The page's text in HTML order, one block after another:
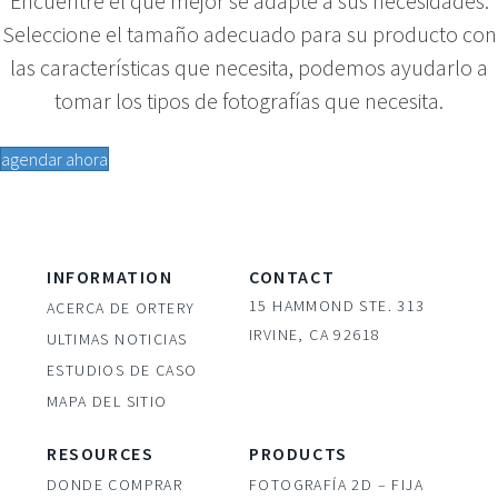
Seleccione el tamaño adecuado para su producto con
las características que necesita, podemos ayudarlo a
tomar los tipos de fotografías que necesita.
agendar ahora
INFORMATION
ACERCA DE ORTERY
ULTIMAS NOTICIAS
ESTUDIOS DE CASO
MAPA DEL SITIO
CONTACT
15 HAMMOND STE. 313
IRVINE, CA 92618
RESOURCES
DONDE COMPRAR
PRODUCTS
FOTOGRAFÍA 2D – FIJA